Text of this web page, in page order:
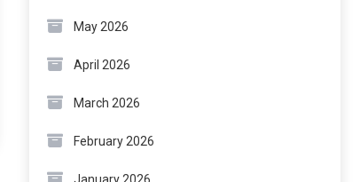
May 2026
April 2026
March 2026
February 2026